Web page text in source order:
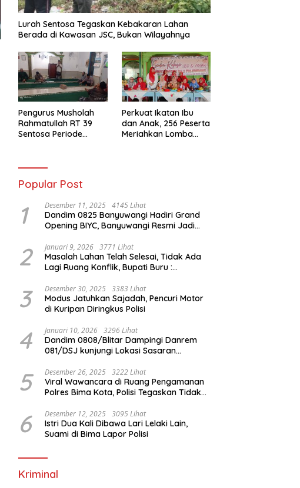
Lurah Sentosa Tegaskan Kebakaran Lahan
Berada di Kawasan JSC, Bukan Wilayahnya
Pengurus Musholah
Rahmatullah RT 39
Sentosa Periode
Perkuat Ikatan Ibu
dan Anak, 256 Peserta
Meriahkan Lomba
Popular Post
1 Desember 11, 2025 4145 Lihat
Dandim 0825 Banyuwangi Hadiri Grand
Opening BIYC, Banyuwangi Resmi Jadi
2 Januari 9, 2026 3771 Lihat
Masalah Lahan Telah Selesai, Tidak Ada
Lagi Ruang Konflik, Bupati Buru :
Januari 2026
3 Desember 30, 2025 3383 Lihat
Modus Jatuhkan Sajadah, Pencuri Motor
di Kuripan Diringkus Polisi
4 Januari 10, 2026 3296 Lihat
Dandim 0808/Blitar Dampingi Danrem
081/DSJ kunjungi Lokasi Sasaran
Blitar
5 Desember 26, 2025 3222 Lihat
Viral Wawancara di Ruang Pengamanan
Polres Bima Kota, Polisi Tegaskan Tidak
6 Desember 12, 2025 3095 Lihat
Istri Dua Kali Dibawa Lari Lelaki Lain,
Suami di Bima Lapor Polisi
Kriminal